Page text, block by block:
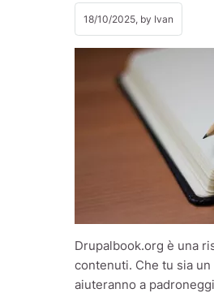
18/10/2025, by Ivan
Drupalbook.org è una
contenuti. Che tu sia
aiuteranno a